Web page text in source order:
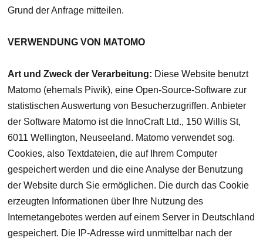
Grund der Anfrage mitteilen.
VERWENDUNG VON MATOMO
Art und Zweck der Verarbeitung: Diese Website benutzt
Matomo (ehemals Piwik), eine Open-Source-Software zur
statistischen Auswertung von Besucherzugriffen. Anbieter
der Software Matomo ist die InnoCraft Ltd., 150 Willis St,
6011 Wellington, Neuseeland. Matomo verwendet sog.
Cookies, also Textdateien, die auf Ihrem Computer
gespeichert werden und die eine Analyse der Benutzung
der Website durch Sie ermöglichen. Die durch das Cookie
erzeugten Informationen über Ihre Nutzung des
Internetangebotes werden auf einem Server in Deutschland
gespeichert. Die IP-Adresse wird unmittelbar nach der